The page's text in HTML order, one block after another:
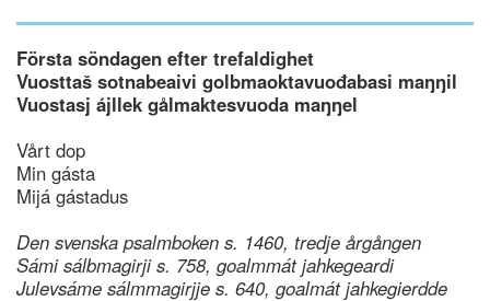
Första söndagen efter trefaldighet
Vuosttaš sotnabeaivi golbmaoktavuođabasi maŋŋil
Vuostasj ájllek gålmaktesvuoda maŋŋel
Vårt dop
Min gásta
Mijá gástadus
Den svenska psalmboken s. 1460, tredje årgången
Sámi sálbmagirji s. 758, goalmmát jahkegeardi
Julevsáme sálmmagirjje s. 640, goalmát jahkegierdde